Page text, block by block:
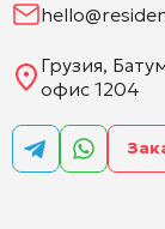
Грузия,
офис 1204